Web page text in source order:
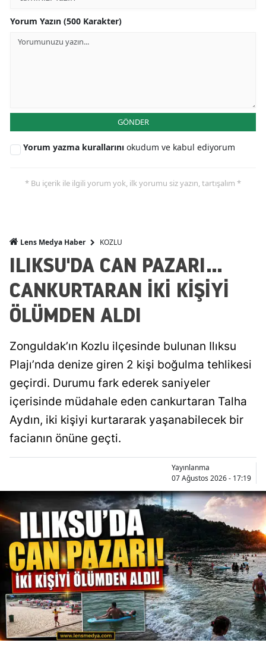
Yorum Yazın (500 Karakter)
GÖNDER
Yorum yazma kurallarını okudum ve kabul ediyorum
* Bu içerik ile ilgili yorum yok, ilk yorumu siz yazın, tartışalım *
Lens Medya Haber KOZLU
ILIKSU'DA CAN PAZARI...
CANKURTARAN İKİ KİŞİYİ
ÖLÜMDEN ALDI
Zonguldak’ın Kozlu ilçesinde bulunan Ilıksu
Plajı’nda denize giren 2 kişi boğulma tehlikesi
geçirdi. Durumu fark ederek saniyeler
içerisinde müdahale eden cankurtaran Talha
Aydın, iki kişiyi kurtararak yaşanabilecek bir
facianın önüne geçti.
Yayınlanma
07 Ağustos 2026 - 17:19